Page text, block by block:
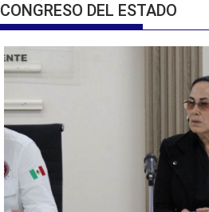
CONGRESO DEL ESTADO